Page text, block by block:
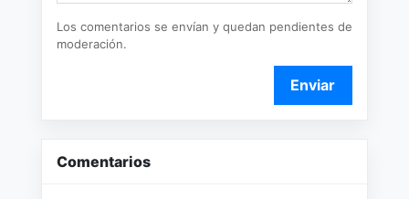
Los comentarios se envían y quedan pendientes de
moderación.
Enviar
Comentarios